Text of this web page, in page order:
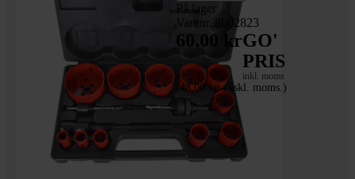
På lager
Varenr. 8002823
60,00 krGO'
PRIS
inkl. moms
(48,00 kr. ekskl. moms.)
Kombinationstang